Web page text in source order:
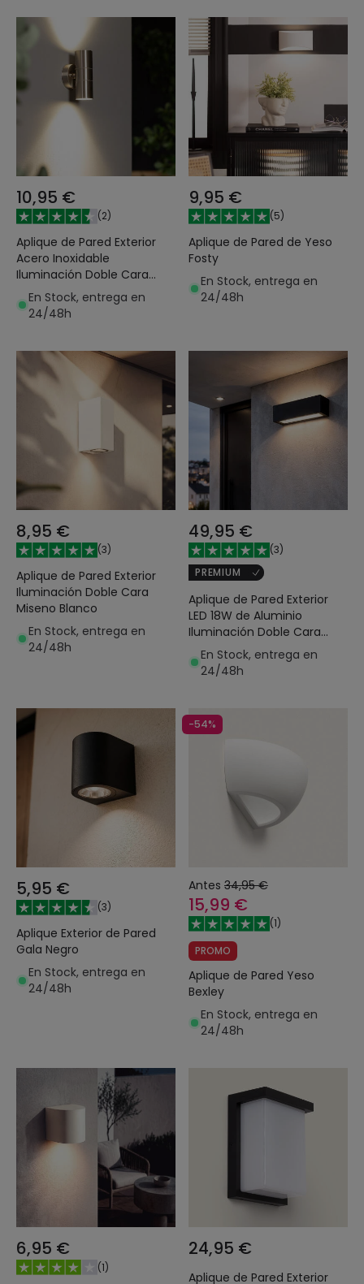
10,95 €
(2)
Aplique de Pared Exterior
Acero Inoxidable
Iluminación Doble Cara
Satin
En Stock, entrega en
24/48h
9,95 €
(5)
Aplique de Pared de Yeso
Fosty
En Stock, entrega en
24/48h
8,95 €
(3)
Aplique de Pared Exterior
Iluminación Doble Cara
Miseno Blanco
En Stock, entrega en
24/48h
49,95 €
(3)
PREMIUM
Aplique de Pared Exterior
LED 18W de Aluminio
Iluminación Doble Cara
CCT Seleccionable Gropius
En Stock, entrega en
24/48h
5,95 €
(3)
Aplique Exterior de Pared
Gala Negro
En Stock, entrega en
24/48h
-54%
Antes 34,95 €
15,99 €
(1)
PROMO
Aplique de Pared Yeso
Bexley
En Stock, entrega en
24/48h
6,95 €
(1)
24,95 €
Aplique de Pared Exterior